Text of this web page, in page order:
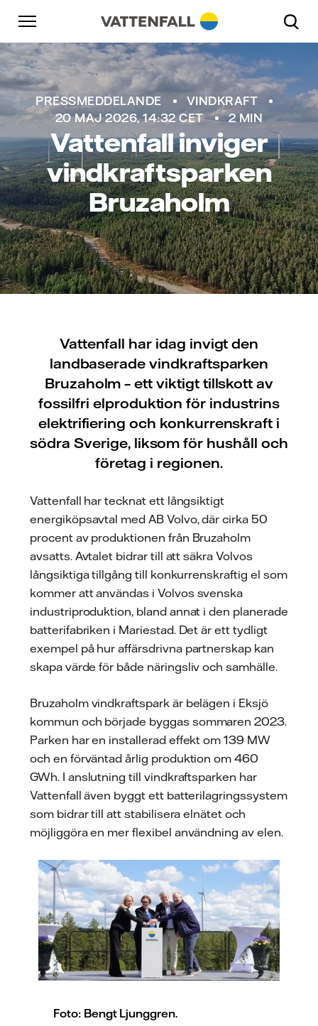
Skip to content
Gå till huvudnavigeringen
Gå till sidfoten
PRESSMEDDELANDE
VINDKRAFT
20 MAJ 2026, 14:32 CET
2 MIN
Vattenfall inviger
vindkraftsparken
Bruzaholm
Vattenfall har idag invigt den
landbaserade vindkraftsparken
Bruzaholm – ett viktigt tillskott av
fossilfri elproduktion för industrins
elektrifiering och konkurrenskraft i
södra Sverige, liksom för hushåll och
företag i regionen.
Vattenfall har tecknat ett långsiktigt
energiköpsavtal med AB Volvo, där cirka 50
procent av produktionen från Bruzaholm
avsatts. Avtalet bidrar till att säkra Volvos
långsiktiga tillgång till konkurrenskraftig el som
kommer att användas i Volvos svenska
industriproduktion, bland annat i den planerade
batterifabriken i Mariestad. Det är ett tydligt
exempel på hur affärsdrivna partnerskap kan
skapa värde för både näringsliv och samhälle.
Bruzaholm vindkraftspark är belägen i Eksjö
kommun och började byggas sommaren 2023.
Parken har en installerad effekt om 139 MW
och en förväntad årlig produktion om 460
GWh. I anslutning till vindkraftsparken har
Vattenfall även byggt ett batterilagringssystem
som bidrar till att stabilisera elnätet och
möjliggöra en mer flexibel användning av elen.
Foto: Bengt Ljunggren.
Gå till huvudnavigeringen